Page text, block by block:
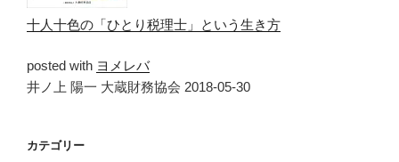
十人十色の「ひとり税理士」という生き方
posted with ヨメレバ
井ノ上 陽一 大蔵財務協会 2018-05-30
カテゴリー